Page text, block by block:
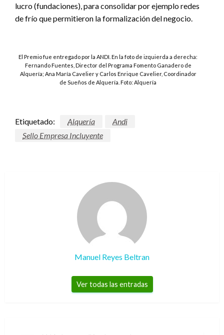
lucro (fundaciones), para consolidar por ejemplo redes
de frío que permitieron la formalización del negocio.
El Premio fue entregado por la ANDI. En la foto de izquierda a derecha:
Fernando Fuentes, Director del Programa Fomento Ganadero de
Alquería; Ana María Cavelier y Carlos Enrique Cavelier, Coordinador
de Sueños de Alquería. Foto: Alquería
Etiquetado: Alquería
Andi
Sello Empresa Incluyente
Manuel Reyes Beltran
Ver todas las entradas